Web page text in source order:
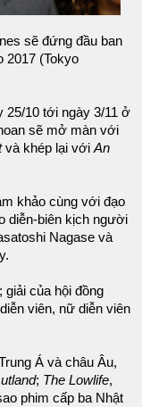
sẽ đứng đầu ban
2017 (Tokyo
25/10 tới ngày 3/11 ở
sẽ mở màn với
và khép lại vớiAn
khảo cùng với đạo
diễn-biên kịch người
Nagase và
giải của hội đồng
viên, nữ diễn viên
Á và châu Âu,
; The Lowlife,
phim cấp ba Nhật